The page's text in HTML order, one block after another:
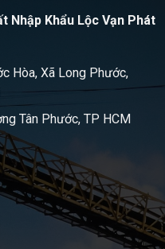
Nhập Khẩu Lộc Vạn Phát
Hòa, Xã Long Phước,
Tân Phước, TP HCM